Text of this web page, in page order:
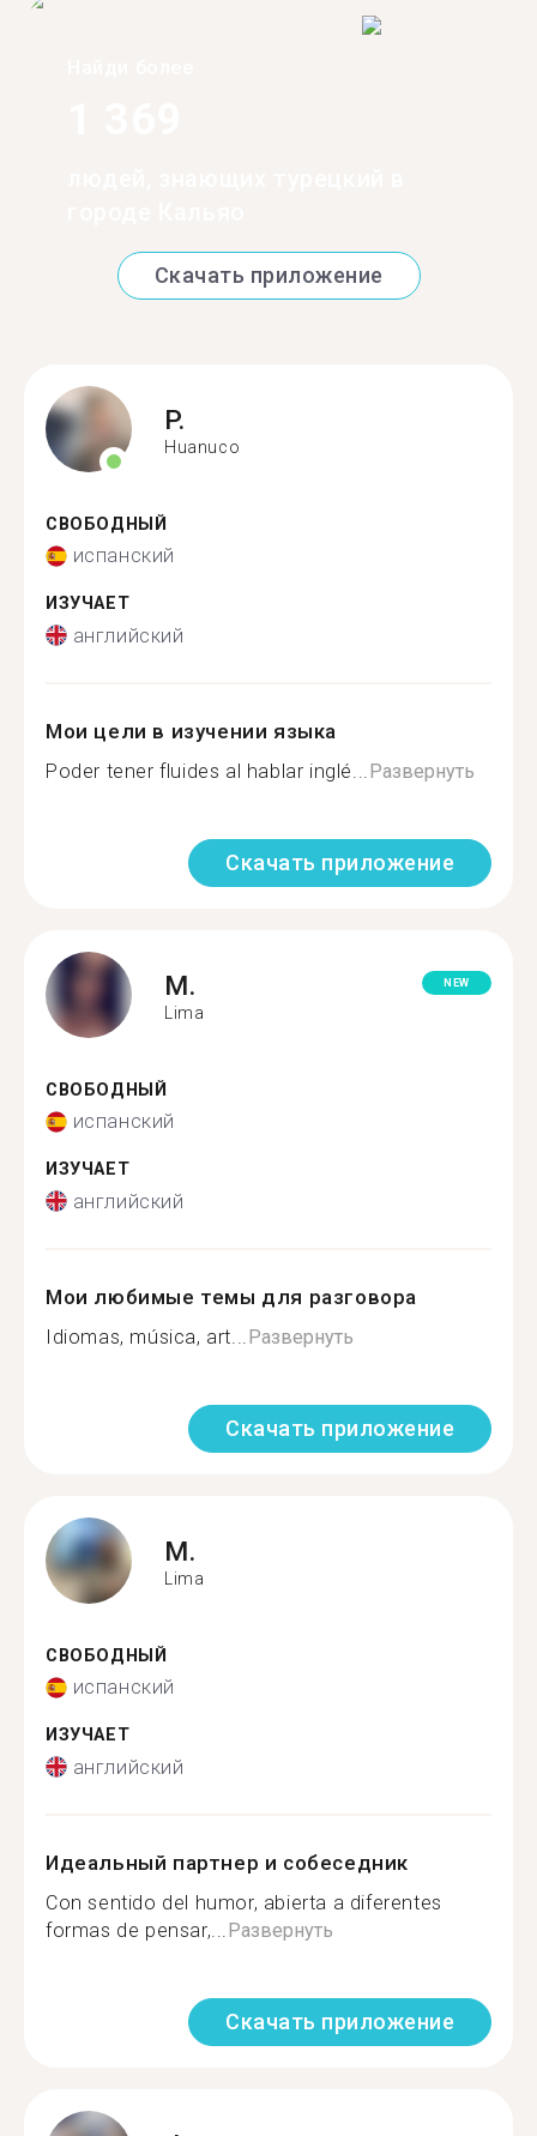
Скачать приложение
P.
Huanuco
СВОБОДНЫЙ
испанский
ИЗУЧАЕТ
английский
Мои цели в изучении языка
Poder tener fluides al hablar inglé... Развернуть
Скачать приложение
M.
Lima
NEW
СВОБОДНЫЙ
испанский
ИЗУЧАЕТ
английский
Мои любимые темы для разговора
Idiomas, música, art... Развернуть
Скачать приложение
M.
Lima
СВОБОДНЫЙ
испанский
ИЗУЧАЕТ
английский
Идеальный партнер и собеседник
Con sentido del humor, abierta a diferentes
formas de pensar,... Развернуть
Скачать приложение